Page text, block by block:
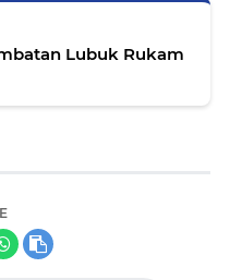
Lubuk Rukam